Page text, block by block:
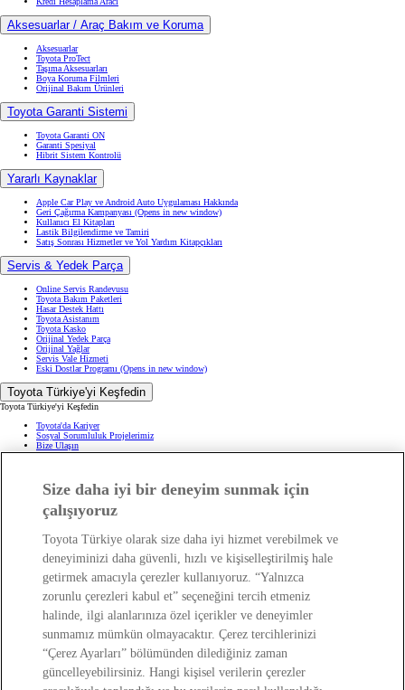
Aksesuarlar / Araç Bakım ve Koruma
Aksesuarlar
Toyota ProTect
Taşıma Aksesuarları
Boya Koruma Filmleri
Orijinal Bakım Ürünleri
Toyota Garanti Sistemi
Toyota Garanti ON
Garanti Spesiyal
Hibrit Sistem Kontrolü
Yararlı Kaynaklar
Apple Car Play ve Android Auto Uygulaması Hakkında
Geri Çağırma Kampanyası (Opens in new window)
Kullanıcı El Kitapları
Lastik Bilgilendirme ve Tamiri
Satış Sonrası Hizmetler ve Yol Yardım Kitapçıkları
Servis & Yedek Parça
Online Servis Randevusu
Toyota Bakım Paketleri
Hasar Destek Hattı
Toyota Asistanım
Toyota Kasko
Orijinal Yedek Parça
Orijinal Yağlar
Servis Vale Hizmeti
Eski Dostlar Programı (Opens in new window)
Toyota Türkiye'yi Keşfedin
Toyota Türkiye'yi Keşfedin
Toyota'da Kariyer
Sosyal Sorumluluk Projelerimiz
Bize Ulaşın
Haberler ve Etkinlikler
Hafif Ticari: Toyota Professional
SUV
Toyota Blog
Ağaçlandırma Seferberliği
Yasal Bilgilendirme
Yasal Bilgilendirme
Yasal Uyarı ve Bilgilendirme
Çerez Politikası
Kişisel Verilerin Korunması
Kişisel Veri Paylaşımı ve İletişim İzni
Bilgi Toplumu Hizmetleri(Opens in new window)
TAKATA Hava Yastığı Geri Çağırma
Yakıt Ekonomisi ve CO2 Emisyonu
Kalite Standartları
Pazarlama Faaliyetleri İçin Açık Rıza
Web Erişilebilirlik Beyanı
Size daha iyi bir deneyim sunmak için
çalışıyoruz
Toyota Türkiye olarak size daha iyi hizmet verebilmek ve
deneyiminizi daha güvenli, hızlı ve kişiselleştirilmiş hale
getirmek amacıyla çerezler kullanıyoruz. “Yalnızca
zorunlu çerezleri kabul et” seçeneğini tercih etmeniz
halinde, ilgi alanlarınıza özel içerikler ve deneyimler
sunmamız mümkün olmayacaktır. Çerez tercihlerinizi
“Çerez Ayarları” bölümünden dilediğiniz zaman
güncelleyebilirsiniz. Hangi kişisel verilerin çerezler